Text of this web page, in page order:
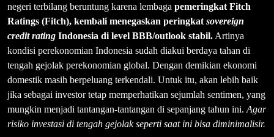
negeri terbilang beruntung karena lembaga pemeringkat Fitch
Ratings (Fitch), kembali menegaskan peringkat sovereign
credit rating Indonesia di level BBB/outlook stabil. Artinya
kondisi perekonomian Indonesia sudah diakui berdaya tahan di
tengah gejolak perekonomian global. Dengan demikian ekonomi
domestik masih berpeluang terkendali. Untuk itu, akan lebih baik
jika sebagai investor tetap memperhatikan sejumlah sentimen, yang
mungkin menjadi tantangan-tantangan di sepanjang tahun ini. Agar
risiko investasi di tengah gejolak seperti saat ini bisa diminimalisir.